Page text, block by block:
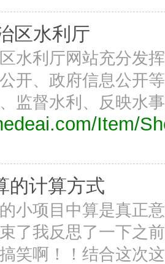
区水利厅
水利厅网站充分发
开、政府信息公开
监督水利、反映水事
Item/
的计算方式
小项目中算是真正
了我反思了一下之
笑啊！！结合这次